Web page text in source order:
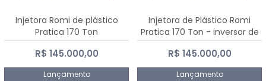
Injetora Romi de plástico
Pratica 170 Ton
R$ 145.000,00
Lançamento
Injetora de Plástico Romi
Pratica 170 Ton - inversor de
frequência NR 12
R$ 145.000,00
Lançamento